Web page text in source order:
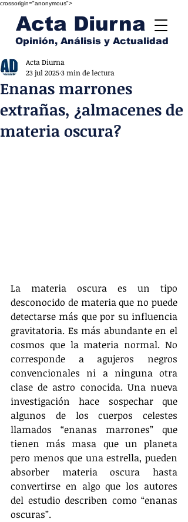
crossorigin="anonymous">
Acta Diurna
Opinión, Análisis y Actualidad
Enanas marrones
extrañas, ¿almacenes de
materia oscura?
Acta Diurna
23 jul 20253 min de lectura
La materia oscura es un tipo
desconocido de materia que no puede
detectarse más que por su influencia
gravitatoria. Es más abundante en el
cosmos que la materia normal. No
corresponde a agujeros negros
convencionales ni a ninguna otra
clase de astro conocida. Una nueva
investigación hace sospechar que
algunos de los cuerpos celestes
llamados “enanas marrones” que
tienen más masa que un planeta
pero menos que una estrella, pueden
absorber materia oscura hasta
convertirse en algo que los autores
del estudio describen como “enanas
oscuras”.